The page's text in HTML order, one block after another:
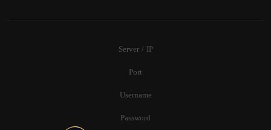
Server / IP
Port
Username
Password